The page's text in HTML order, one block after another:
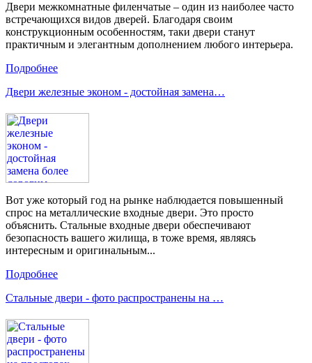
Двери межкомнатные филенчатые – один из наиболее часто
встречающихся видов дверей. Благодаря своим
конструкционным особенностям, таки двери станут
практичным и элегантным дополнением любого интерьера.
Подробнее
Двери железные эконом - достойная замена…
Вот уже который год на рынке наблюдается повышенный
спрос на металлические входные двери. Это просто
объяснить. Стальные входные двери обеспечивают
безопасность вашего жилища, в тоже время, являясь
интересным и оригинальным...
Подробнее
Стальные двери - фото распространены на …